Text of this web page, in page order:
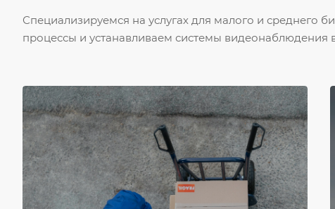
Специализируемся на услугах для малого и среднего
процессы и устанавливаем системы